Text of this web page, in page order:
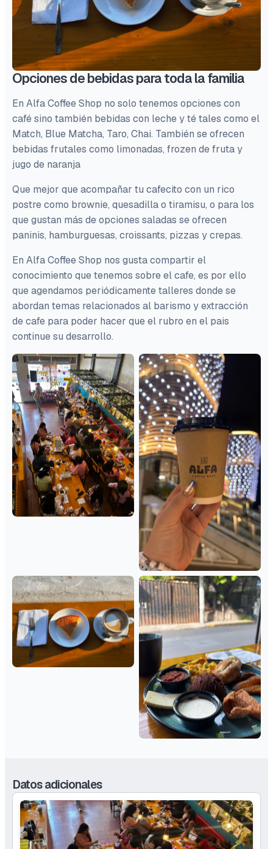
Opciones de bebidas para toda la familia
En Alfa Coffee Shop no solo tenemos opciones con
café sino también bebidas con leche y té tales como el
Match, Blue Matcha, Taro, Chai. También se ofrecen
bebidas frutales como limonadas, frozen de fruta y
jugo de naranja
Que mejor que acompañar tu cafecito con un rico
postre como brownie, quesadilla o tiramisu, o para los
que gustan más de opciones saladas se ofrecen
paninis, hamburguesas, croissants, pizzas y crepas.
En Alfa Coffee Shop nos gusta compartir el
conocimiento que tenemos sobre el cafe, es por ello
que agendamos periódicamente talleres donde se
abordan temas relacionados al barismo y extracción
de cafe para poder hacer que el rubro en el pais
continue su desarrollo.
Datos adicionales